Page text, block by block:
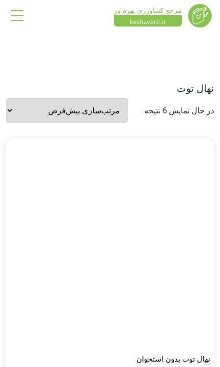
مرجع کشاورزی بهره ور
keshavarzi.ir
نهال توت
در حال نمایش 6 نتیجه
نهال توت بدون استخوان